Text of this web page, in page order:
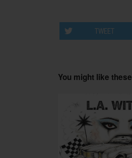
TWEET
You might like these